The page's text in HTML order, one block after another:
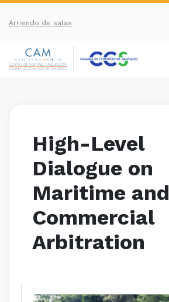
Arriendo de salas
High-Level
Dialogue on
Maritime and
Commercial
Arbitration